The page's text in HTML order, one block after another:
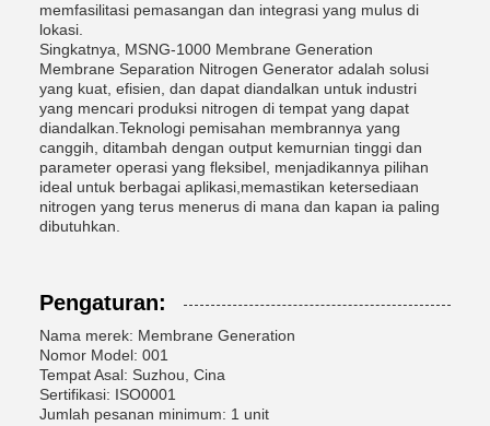
memfasilitasi pemasangan dan integrasi yang mulus di
lokasi.
Singkatnya, MSNG-1000 Membrane Generation
Membrane Separation Nitrogen Generator adalah solusi
yang kuat, efisien, dan dapat diandalkan untuk industri
yang mencari produksi nitrogen di tempat yang dapat
diandalkan.Teknologi pemisahan membrannya yang
canggih, ditambah dengan output kemurnian tinggi dan
parameter operasi yang fleksibel, menjadikannya pilihan
ideal untuk berbagai aplikasi,memastikan ketersediaan
nitrogen yang terus menerus di mana dan kapan ia paling
dibutuhkan.
Pengaturan:
Nama merek: Membrane Generation
Nomor Model: 001
Tempat Asal: Suzhou, Cina
Sertifikasi: ISO0001
Jumlah pesanan minimum: 1 unit